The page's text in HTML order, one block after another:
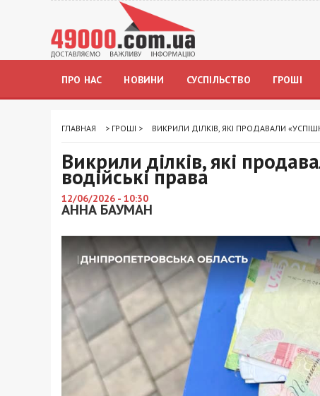
ПРО НАС НОВИНИ СУСПІЛЬСТВО ГРОШІ
ГЛАВНАЯ > ГРОШІ > ВИКРИЛИ ДІЛКІВ, ЯКІ ПРОДАВАЛИ
Викрили ділків, які
водійські права
12/06/2026 - 10:30
АННА БАУМАН